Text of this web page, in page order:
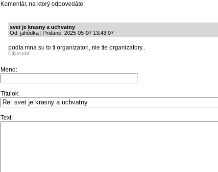
Komentár, na ktorý odpovedáte:
svet je krasny a uchvatny
Od: jahôdka | Pridané: 2025-05-07 13:43:07
podla mna su to ti organizatori, nie tie organizatory..
Odpovedať
Meno:
Titulok:
Text: